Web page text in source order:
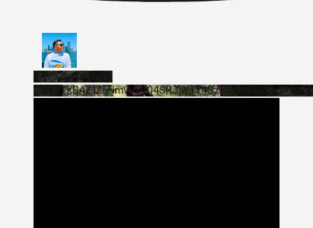
Vídeo de YouTube